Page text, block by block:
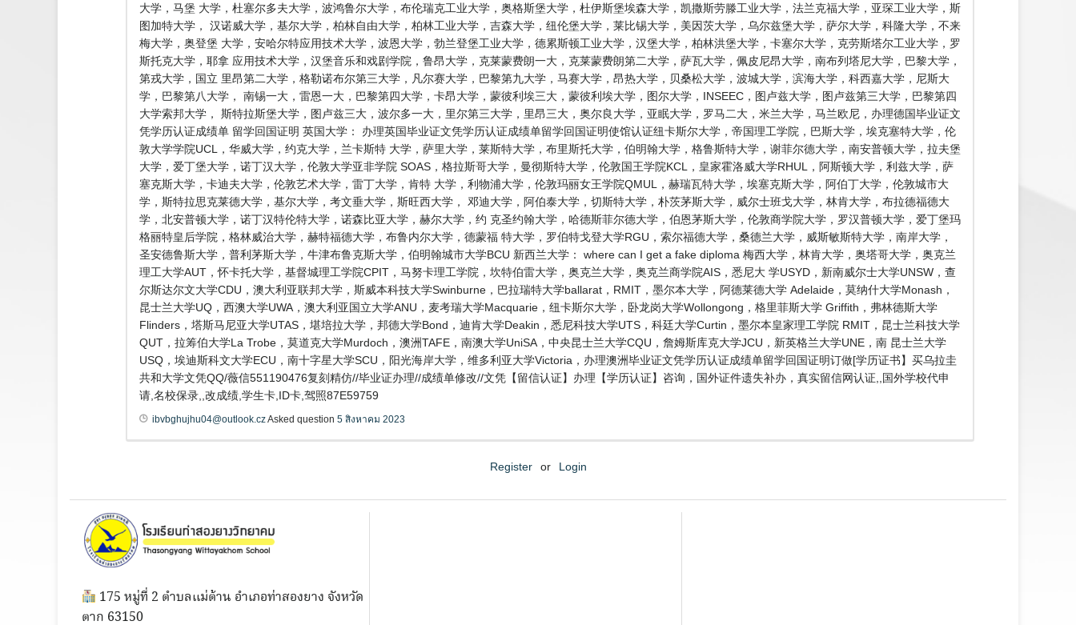
大学，马堡 大学，杜塞尔多夫大学，波鸿鲁尔大学，布伦瑞克工业大学，奥格斯堡大学，杜伊斯堡埃森大学，凯撒斯劳滕工业大学，法兰克福大学，亚琛工业大学，斯
图加特大学， 汉诺威大学，基尔大学，柏林自由大学，柏林工业大学，吉森大学，纽伦堡大学，莱比锡大学，美因茨大学，乌尔兹堡大学，萨尔大学，科隆大学，不来
梅大学，奥登堡 大学，安哈尔特应用技术大学，波恩大学，勃兰登堡工业大学，德累斯顿工业大学，汉堡大学，柏林洪堡大学，卡塞尔大学，克劳斯塔尔工业大学，罗
斯托克大学，耶拿 应用技术大学，汉堡音乐和戏剧学院，鲁昂大学，克莱蒙费朗一大，克莱蒙费朗第二大学，萨瓦大学，佩皮尼昂大学，南布列塔尼大学，巴黎大学，
第戎大学，国立 里昂第二大学，格勒诺布尔第三大学，凡尔赛大学，巴黎第九大学，马赛大学，昂热大学，贝桑松大学，波城大学，滨海大学，科西嘉大学，尼斯大
学，巴黎第八大学， 南锡一大，雷恩一大，巴黎第四大学，卡昂大学，蒙彼利埃三大，蒙彼利埃大学，图尔大学，INSEEC，图卢兹大学，图卢兹第三大学，巴黎第四
大学索邦大学， 斯特拉斯堡大学，图卢兹三大，波尔多一大，里尔第三大学，里昂三大，奥尔良大学，亚眠大学，罗马二大，米兰大学，马兰欧尼，办理德国毕业证文
凭学历认证成绩单 留学回国证明 英国大学： 办理英国毕业证文凭学历认证成绩单留学回国证明使馆认证纽卡斯尔大学，帝国理工学院，巴斯大学，埃克塞特大学，伦
敦大学学院UCL，华威大学，约克大学，兰卡斯特 大学，萨里大学，莱斯特大学，布里斯托大学，伯明翰大学，格鲁斯特大学，谢菲尔德大学，南安普顿大学，拉夫堡
大学，爱丁堡大学，诺丁汉大学，伦敦大学亚非学院 SOAS，格拉斯哥大学，曼彻斯特大学，伦敦国王学院KCL，皇家霍洛威大学RHUL，阿斯顿大学，利兹大学，萨
塞克斯大学，卡迪夫大学，伦敦艺术大学，雷丁大学，肯特 大学，利物浦大学，伦敦玛丽女王学院QMUL，赫瑞瓦特大学，埃塞克斯大学，阿伯丁大学，伦敦城市大
学，斯特拉思克莱德大学，基尔大学，考文垂大学，斯旺西大学， 邓迪大学，阿伯泰大学，切斯特大学，朴茨茅斯大学，威尔士班戈大学，林肯大学，布拉德福德大
学，北安普顿大学，诺丁汉特伦特大学，诺森比亚大学，赫尔大学，约 克圣约翰大学，哈德斯菲尔德大学，伯恩茅斯大学，伦敦商学院大学，罗汉普顿大学，爱丁堡玛
格丽特皇后学院，格林威治大学，赫特福德大学，布鲁内尔大学，德蒙福 特大学，罗伯特戈登大学RGU，索尔福德大学，桑德兰大学，威斯敏斯特大学，南岸大学，
圣安德鲁斯大学，普利茅斯大学，牛津布鲁克斯大学，伯明翰城市大学BCU 新西兰大学： where can I get a fake diploma 梅西大学，林肯大学，奥塔哥大学，奥克兰
理工大学AUT，怀卡托大学，基督城理工学院CPIT，马努卡理工学院，坎特伯雷大学，奥克兰大学，奥克兰商学院AIS，悉尼大 学USYD，新南威尔士大学UNSW，查
尔斯达尔文大学CDU，澳大利亚联邦大学，斯威本科技大学Swinburne，巴拉瑞特大学ballarat，RMIT，墨尔本大学，阿德莱德大学 Adelaide，莫纳什大学Monash，
昆士兰大学UQ，西澳大学UWA，澳大利亚国立大学ANU，麦考瑞大学Macquarie，纽卡斯尔大学，卧龙岗大学Wollongong，格里菲斯大学 Griffith，弗林德斯大学
Flinders，塔斯马尼亚大学UTAS，堪培拉大学，邦德大学Bond，迪肯大学Deakin，悉尼科技大学UTS，科廷大学Curtin，墨尔本皇家理工学院 RMIT，昆士兰科技大学
QUT，拉筹伯大学La Trobe，莫道克大学Murdoch，澳洲TAFE，南澳大学UniSA，中央昆士兰大学CQU，詹姆斯库克大学JCU，新英格兰大学UNE，南 昆士兰大学
USQ，埃迪斯科文大学ECU，南十字星大学SCU，阳光海岸大学，维多利亚大学Victoria，办理澳洲毕业证文凭学历认证成绩单留学回国证明订做[学历证书】买乌拉圭
共和大学文凭QQ/薇信551190476复刻精仿//毕业证办理//成绩单修改//文凭【留信认证】办理【学历认证】咨询，国外证件遗失补办，真实留信网认证,,国外学校代申
请,名校保录,,改成绩,学生卡,ID卡,驾照87E59759
ibvbghujhu04@outlook.czAsked question 5 สิงหาคม 2023
Register or Login
175 หมู่ที่ 2 ตำบลแม่ต้าน อำเภอท่าสองยาง จังหวัด
ตาก 63150